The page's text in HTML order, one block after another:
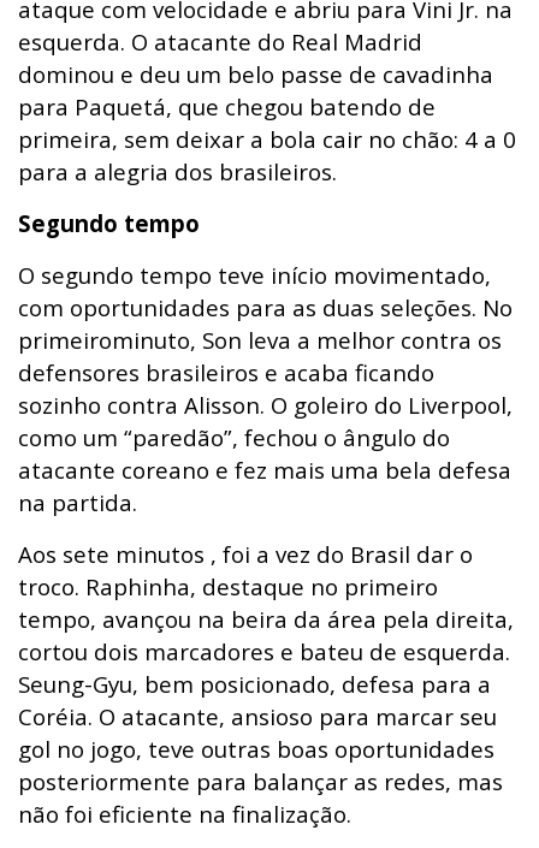
ataque com velocidade e abriu para Vini Jr. na
esquerda. O atacante do Real Madrid
dominou e deu um belo passe de cavadinha
para Paquetá, que chegou batendo de
primeira, sem deixar a bola cair no chão: 4 a 0
para a alegria dos brasileiros.
Segundo tempo
O segundo tempo teve início movimentado,
com oportunidades para as duas seleções. No
primeirominuto, Son leva a melhor contra os
defensores brasileiros e acaba ficando
sozinho contra Alisson. O goleiro do Liverpool,
como um “paredão”, fechou o ângulo do
atacante coreano e fez mais uma bela defesa
na partida.
Aos sete minutos , foi a vez do Brasil dar o
troco. Raphinha, destaque no primeiro
tempo, avançou na beira da área pela direita,
cortou dois marcadores e bateu de esquerda.
Seung-Gyu, bem posicionado, defesa para a
Coréia. O atacante, ansioso para marcar seu
gol no jogo, teve outras boas oportunidades
posteriormente para balançar as redes, mas
não foi eficiente na finalização.